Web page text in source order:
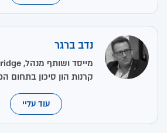
נדב ברגר
קרנות הון סיכון בתחום
עוד עליי